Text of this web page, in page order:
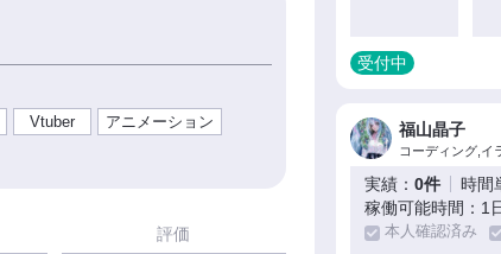
Vtuber
アニメーション
評価
受付中
福山晶子
実績： 0件 時間
稼働可能時間：1
本人確認済み